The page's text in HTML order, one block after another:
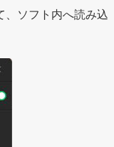
、ソフト内へ読み込